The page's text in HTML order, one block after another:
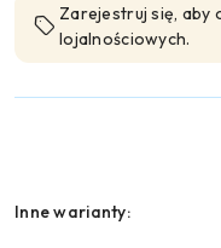
Zarejestruj się, aby
lojalnościowych.
Wariant
Inne warianty: